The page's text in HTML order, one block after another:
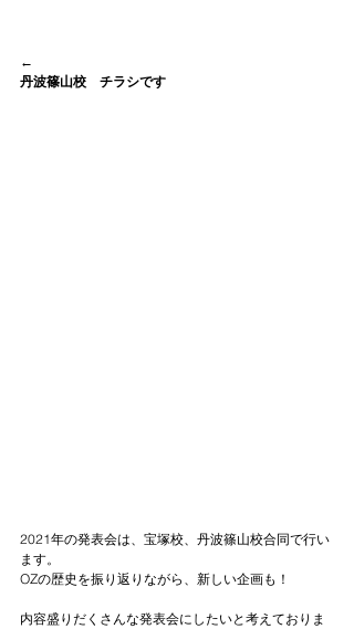
←
丹波篠山校　チラシです
2021年の発表会は、宝塚校、丹波篠山校合同で行い
ます。
OZの歴史を振り返りながら、新しい企画も！
内容盛りだくさんな発表会にしたいと考えておりま